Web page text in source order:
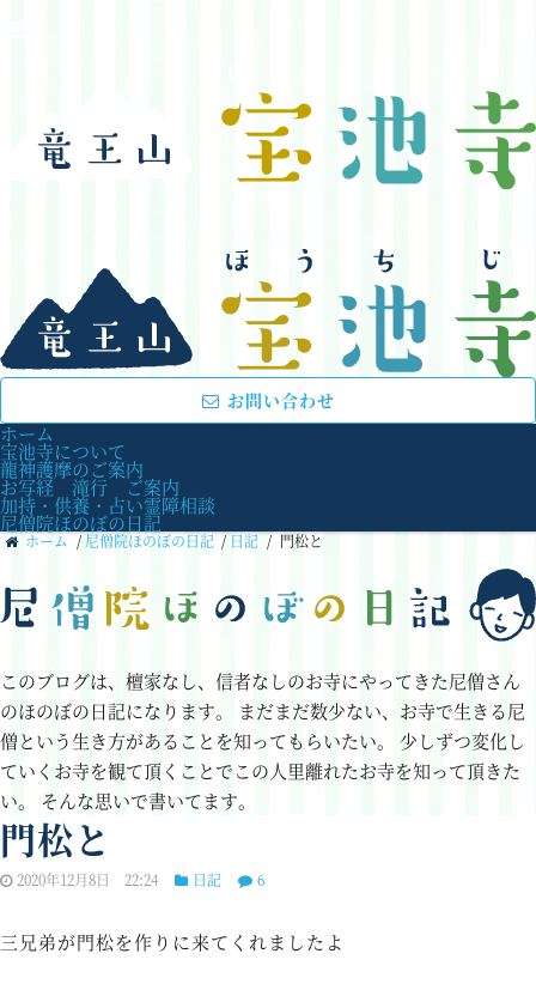
お問い合わせ
ホーム
宝池寺について
龍神護摩のご案内
お写経 滝行 ご案内
加持・供養・占い霊障相談
尼僧院ほのぼの日記
ホーム / 尼僧院ほのぼの日記 / 日記 / 門松と
このブログは、檀家なし、信者なしのお寺にやってきた尼僧さん
のほのぼの日記になります。 まだまだ数少ない、お寺で生きる尼
僧という生き方があることを知ってもらいたい。
少しずつ変化し
ていくお寺を観て頂くことでこの人里離れたお寺を知って頂きた
い。 そんな思いで書いてます。
門松と
2020年12月8日 22:24 日記 6
三兄弟が門松を作りに来てくれましたよ